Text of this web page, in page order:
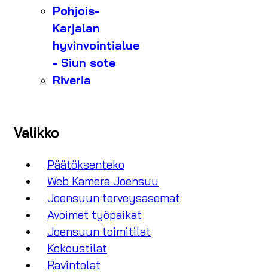
Pohjois-
Karjalan
hyvinvointialue
- Siun sote
Riveria
Valikko
Päätöksenteko
Web Kamera Joensuu
Joensuun terveysasemat
Avoimet työpaikat
Joensuun toimitilat
Kokoustilat
Ravintolat